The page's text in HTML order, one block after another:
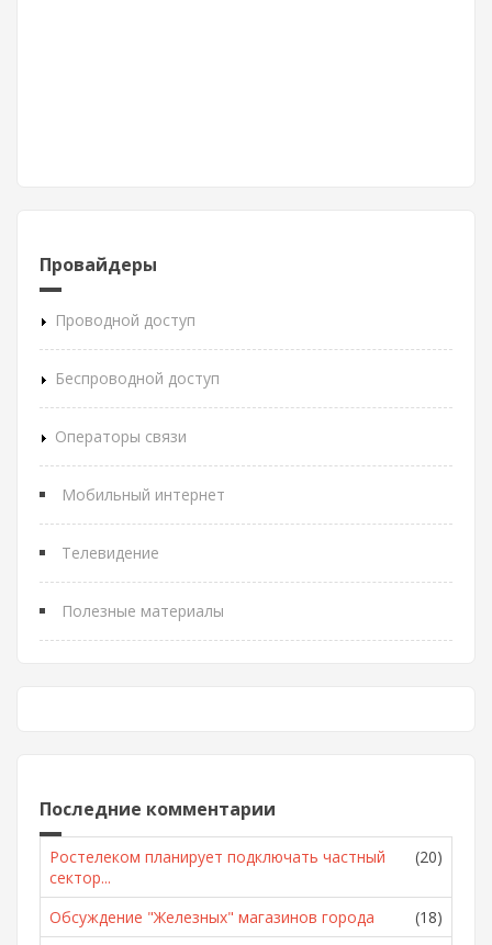
Провайдеры
Проводной доступ
Беспроводной доступ
Операторы связи
Мобильный интернет
Телевидение
Полезные материалы
Последние комментарии
Ростелеком планирует подключать частный
сектор...
(20)
Обсуждение "Железных" магазинов города
(18)